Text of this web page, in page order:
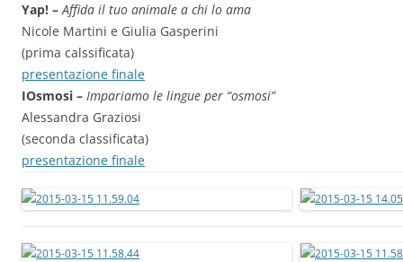
Yap! –Affida il tuo animale a chi lo ama
Nicole Martini e Giulia Gasperini
(prima calssificata)
presentazione finale
IOsmosi – Impariamo le lingue per “osmosi”
Alessandra Graziosi
(seconda classificata)
presentazione finale